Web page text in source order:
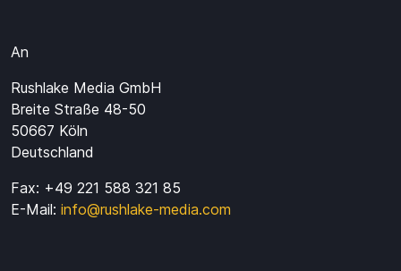
An
Rushlake Media GmbH
Breite Straße 48-50
50667 Köln
Deutschland
Fax: +49 221 588 321 85
E-Mail: info@rushlake-media.com